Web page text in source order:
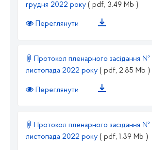
грудня 2022 року ( pdf, 3.49 Mb )
Переглянути
Протокол пленарного засідання №
листопада 2022 року ( pdf, 2.85 Mb )
Переглянути
Протокол пленарного засідання №
листопада 2022 року ( pdf, 1.39 Mb )